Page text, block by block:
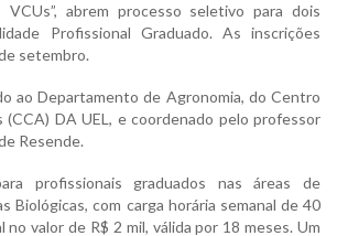
abrem processo seletivo para dois
Profissional Graduado. As inscrições
setembro.
ao Departamento de Agronomia, do Centro
(CCA) DA UEL, e coordenado pelo professor
Resende.
profissionais graduados nas áreas de
Biológicas, com carga horária semanal de 40
no valor de R$ 2 mil, válida por 18 meses. Um